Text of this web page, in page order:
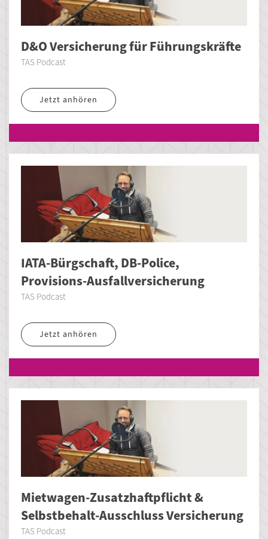
D&O Versicherung für Führungskräfte
TAS Podcast
Jetzt anhören
IATA-Bürgschaft, DB-Police,
Provisions-Ausfallversicherung
TAS Podcast
Jetzt anhören
Mietwagen-Zusatzhaftpflicht &
Selbstbehalt-Ausschluss Versicherung
TAS Podcast